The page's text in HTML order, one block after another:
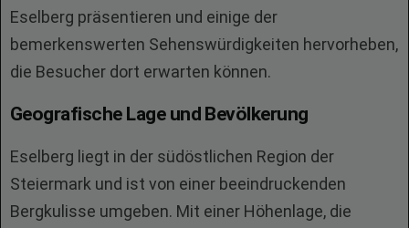
Eselberg präsentieren und einige der
bemerkenswerten Sehenswürdigkeiten hervorheben,
die Besucher dort erwarten können.
Geografische Lage und Bevölkerung
Eselberg liegt in der südöstlichen Region der
Steiermark und ist von einer beeindruckenden
Bergkulisse umgeben. Mit einer Höhenlage, die